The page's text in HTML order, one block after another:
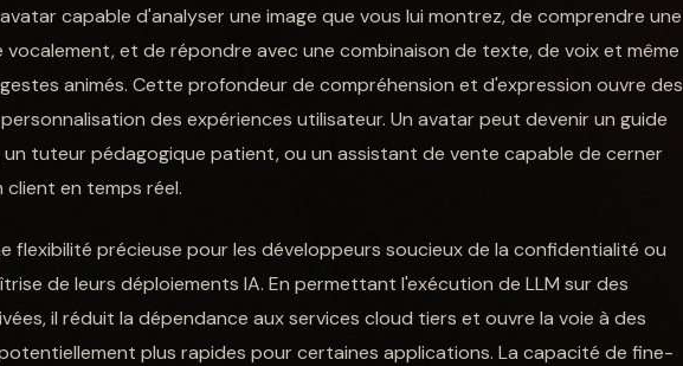
capable d'analyser une image que vous lui montrez, de comprendre une
et de répondre avec une combinaison de texte, de voix et même
animés. Cette profondeur de compréhension et d'expression ouvre des
des expériences utilisateur. Un avatar peut devenir un guide
tuteur pédagogique patient, ou un assistant de vente capable de cerner
en temps réel.
flexibilité précieuse pour les développeurs soucieux de la confidentialité ou
de leurs déploiements IA. En permettant l'exécution de LLM sur des
il réduit la dépendance aux services cloud tiers et ouvre la voie à des
plus rapides pour certaines applications. La capacité de fine-